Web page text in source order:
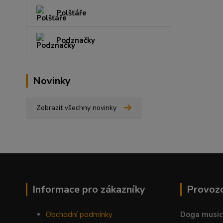
Polšťáře
Podznačky
Novinky
Zobrazit všechny novinky
Informace pro zákazníky
Obchodní podmínky
Doga